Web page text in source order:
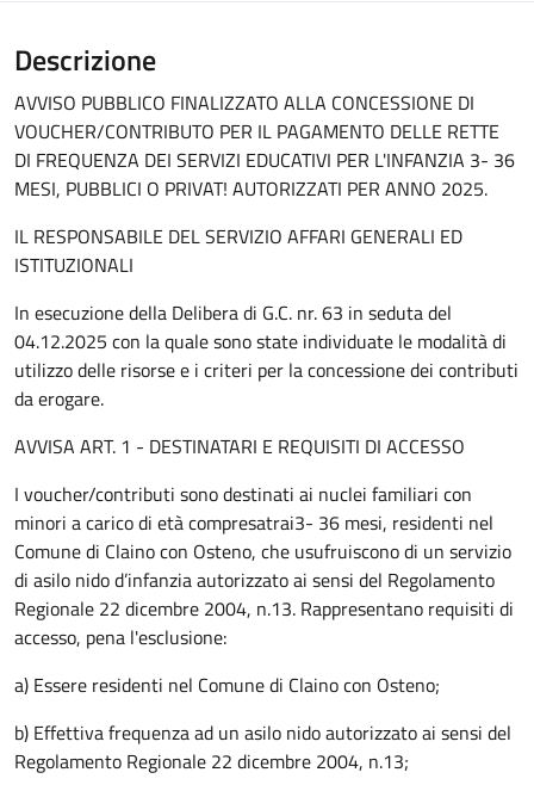
Descrizione
AVVISO PUBBLICO FINALIZZATO ALLA CONCESSIONE DI
VOUCHER/CONTRIBUTO PER IL PAGAMENTO DELLE RETTE
DI FREQUENZA DEI SERVIZI EDUCATIVI PER L'INFANZIA 3- 36
MESI, PUBBLICI O PRIVAT! AUTORIZZATI PER ANNO 2025.
IL RESPONSABILE DEL SERVIZIO AFFARI GENERALI ED
ISTITUZIONALI
In esecuzione della Delibera di G.C. nr. 63 in seduta del
04.12.2025 con la quale sono state individuate le modalità di
utilizzo delle risorse e i criteri per la concessione dei contributi
da erogare.
AVVISA ART. 1 - DESTINATARI E REQUISITI DI ACCESSO
I voucher/contributi sono destinati ai nuclei familiari con
minori a carico di età compresatrai3- 36 mesi, residenti nel
Comune di Claino con Osteno, che usufruiscono di un servizio
di asilo nido d’infanzia autorizzato ai sensi del Regolamento
Regionale 22 dicembre 2004, n.13. Rappresentano requisiti di
accesso, pena l'esclusione:
a) Essere residenti nel Comune di Claino con Osteno;
b) Effettiva frequenza ad un asilo nido autorizzato ai sensi del
Regolamento Regionale 22 dicembre 2004, n.13;